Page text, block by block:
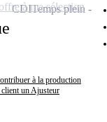
à la production
un Ajusteur
CDITemps plein
à ma sélection